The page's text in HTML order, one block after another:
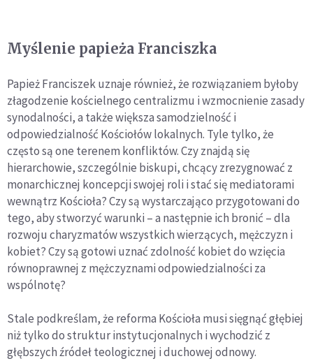
Myślenie papieża Franciszka
Papież Franciszek uznaje również, że rozwiązaniem byłoby
złagodzenie kościelnego centralizmu i wzmocnienie zasady
synodalności, a także większa samodzielność i
odpowiedzialność Kościołów lokalnych. Tyle tylko, że
często są one terenem konfliktów. Czy znajdą się
hierarchowie, szczególnie biskupi, chcący zrezygnować z
monarchicznej koncepcji swojej roli i stać się mediatorami
wewnątrz Kościoła? Czy są wystarczająco przygotowani do
tego, aby stworzyć warunki – a następnie ich bronić – dla
rozwoju charyzmatów wszystkich wierzących, mężczyzn i
kobiet? Czy są gotowi uznać zdolność kobiet do wzięcia
równoprawnej z mężczyznami odpowiedzialności za
wspólnotę?
Stale podkreślam, że reforma Kościoła musi sięgnąć głębiej
niż tylko do struktur instytucjonalnych i wychodzić z
głębszych źródeł teologicznej i duchowej odnowy.